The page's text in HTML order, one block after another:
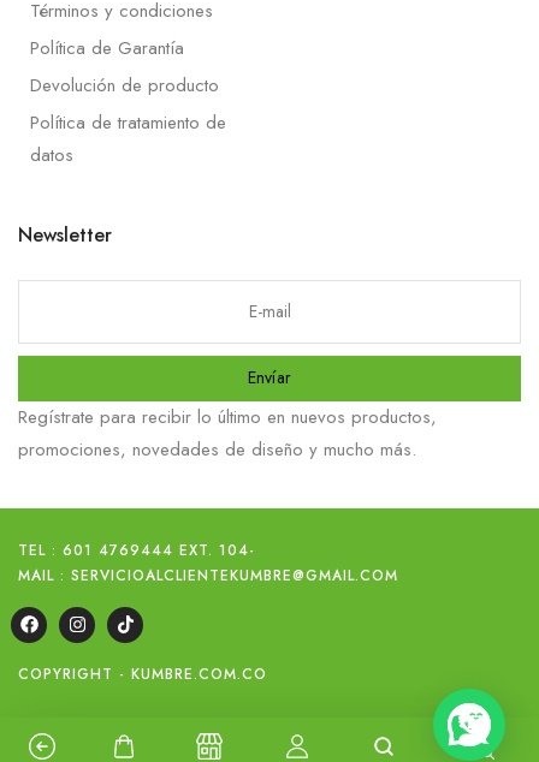
Términos y condiciones
Política de Garantía
Devolución de producto
Política de tratamiento de
datos
Newsletter
Envíar
Regístrate para recibir lo último en nuevos productos,
promociones, novedades de diseño y mucho más.
TEL : 601 4769444 EXT. 104-
MAIL : SERVICIOALCLIENTEKUMBRE@GMAIL.COM
COPYRIGHT - KUMBRE.COM.CO